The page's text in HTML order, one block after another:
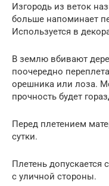
Изгородь из веток
больше напоминает
Используется в
В землю вбивают
поочередно
орешника или лоза.
прочность будет
Перед плетением
сутки.
Плетень допускается
с уличной стороны.